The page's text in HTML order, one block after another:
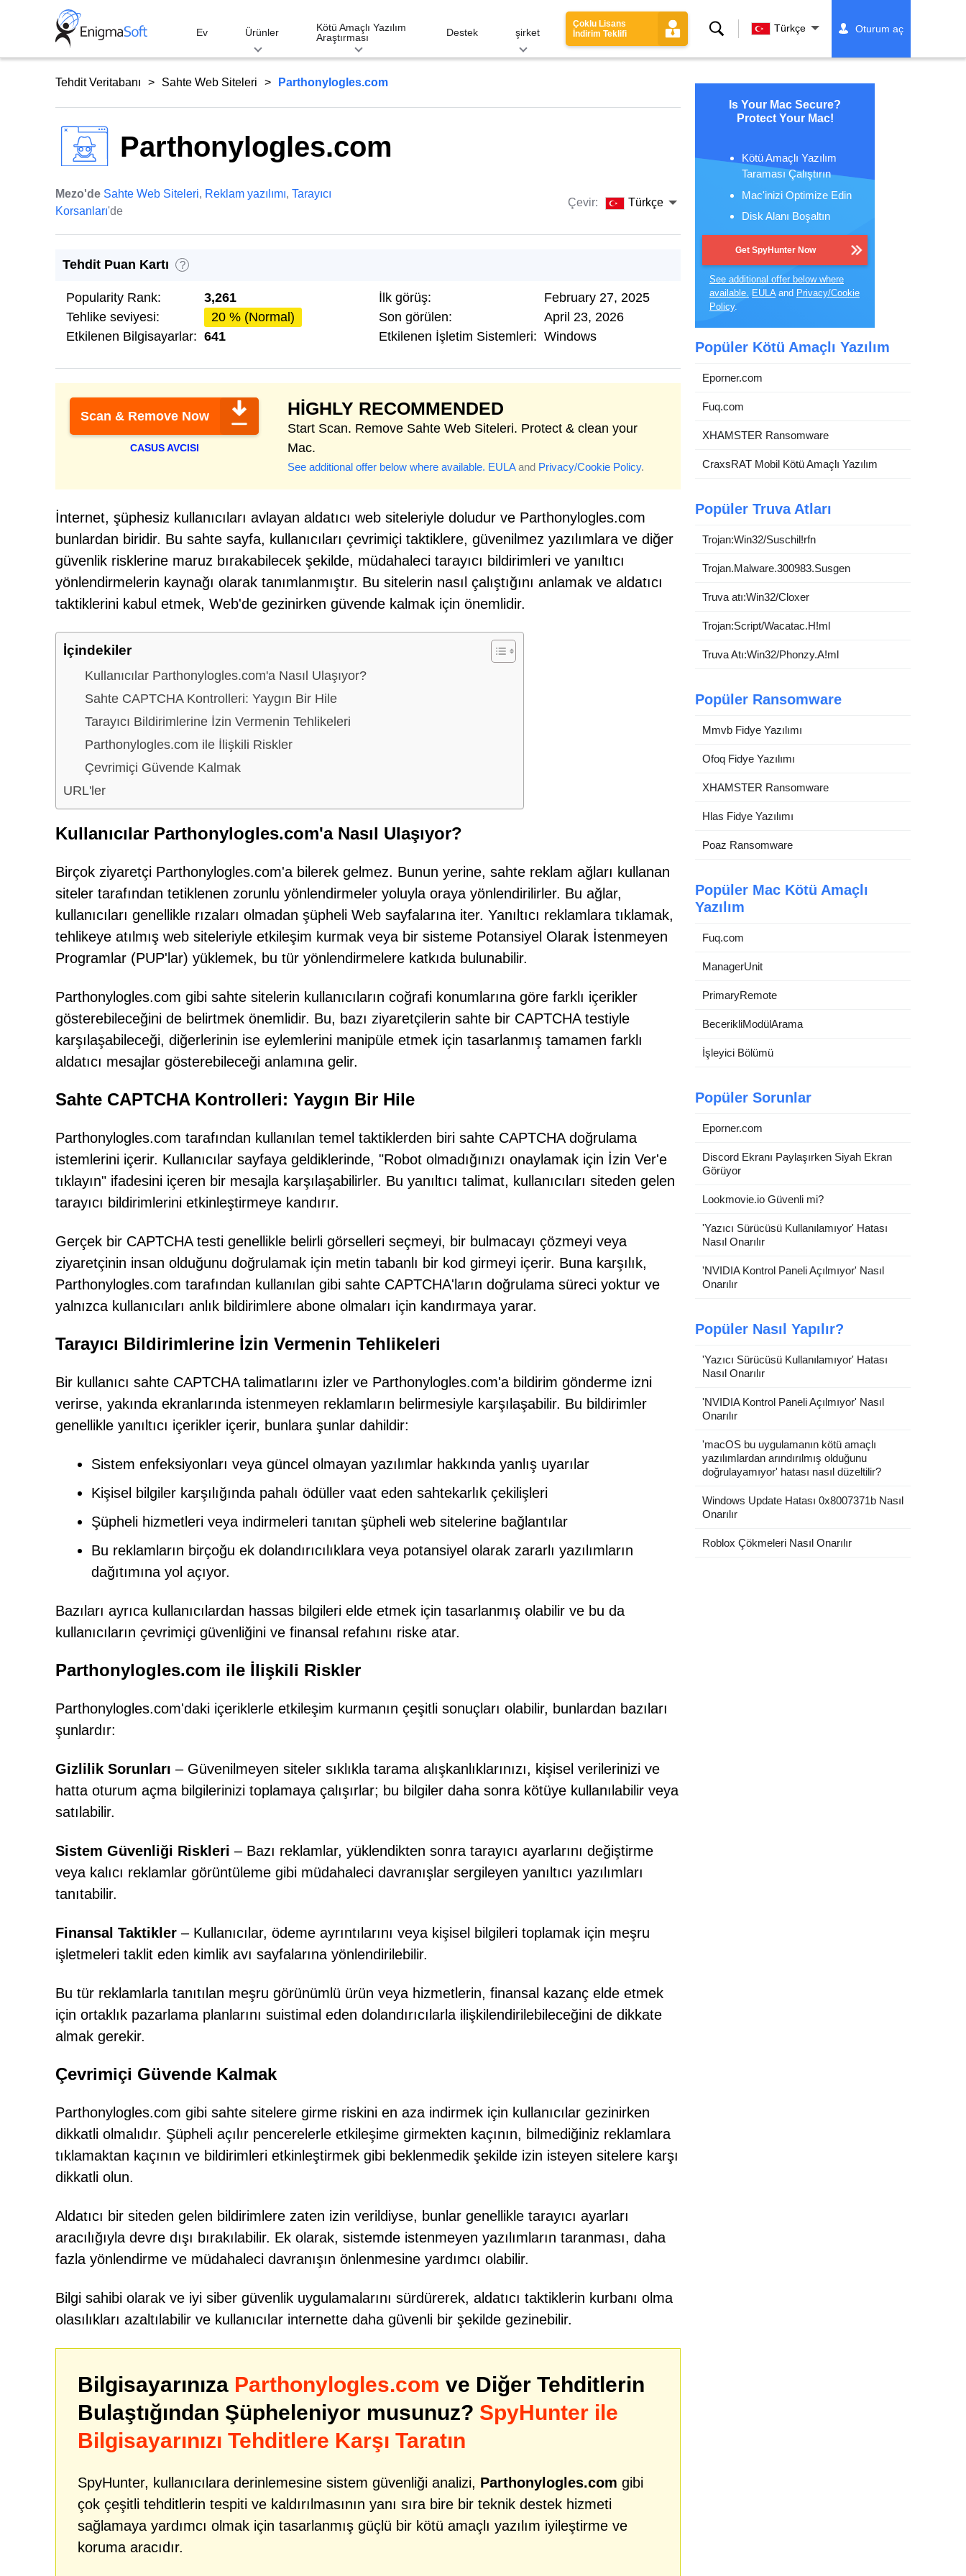
Ev Ürünler
Kötü Amaçlı Yazılım
Araştırması
Destek şirket
Çoklu Lisans
İndirim Teklifi
Ara Türkçe Oturum aç
Tehdit Veritabanı Sahte Web Siteleri Parthonylogles.com
Parthonylogles.com
Mezo'de Sahte Web Siteleri, Reklam yazılımı, Tarayıcı
Korsanları'de
Çevir: Türkçe
Tehdit Puan Kartı ?
Popularity Rank:
3,261
Tehlike seviyesi:
20 % (Normal)
Etkilenen Bilgisayarlar: 641
İlk görüş:
February 27, 2025
Son görülen:
April 23, 2026
Etkilenen İşletim Sistemleri: Windows
Scan & Remove Now
CASUS AVCISI
HIGHLY RECOMMENDED
Start Scan. Remove Sahte Web Siteleri. Protect & clean your
Mac.
See additional offer below where available. EULAand Privacy/Cookie Policy.
İnternet, şüphesiz kullanıcıları avlayan aldatıcı web siteleriyle doludur ve Parthonylogles.com
bunlardan biridir. Bu sahte sayfa, kullanıcıları çevrimiçi taktiklere, güvenilmez yazılımlara ve diğer
güvenlik risklerine maruz bırakabilecek şekilde, müdahaleci tarayıcı bildirimleri ve yanıltıcı
yönlendirmelerin kaynağı olarak tanımlanmıştır. Bu sitelerin nasıl çalıştığını anlamak ve aldatıcı
taktiklerini kabul etmek, Web'de gezinirken güvende kalmak için önemlidir.
İçindekiler
Kullanıcılar Parthonylogles.com'a Nasıl Ulaşıyor?
Sahte CAPTCHA Kontrolleri: Yaygın Bir Hile
Tarayıcı Bildirimlerine İzin Vermenin Tehlikeleri
Parthonylogles.com ile İlişkili Riskler
Çevrimiçi Güvende Kalmak
URL'ler
Kullanıcılar Parthonylogles.com'a Nasıl Ulaşıyor?
Birçok ziyaretçi Parthonylogles.com'a bilerek gelmez. Bunun yerine, sahte reklam ağları kullanan
siteler tarafından tetiklenen zorunlu yönlendirmeler yoluyla oraya yönlendirilirler. Bu ağlar,
kullanıcıları genellikle rızaları olmadan şüpheli Web sayfalarına iter. Yanıltıcı reklamlara tıklamak,
tehlikeye atılmış web siteleriyle etkileşim kurmak veya bir sisteme Potansiyel Olarak İstenmeyen
Programlar (PUP'lar) yüklemek, bu tür yönlendirmelere katkıda bulunabilir.
Parthonylogles.com gibi sahte sitelerin kullanıcıların coğrafi konumlarına göre farklı içerikler
gösterebileceğini de belirtmek önemlidir. Bu, bazı ziyaretçilerin sahte bir CAPTCHA testiyle
karşılaşabileceği, diğerlerinin ise eylemlerini manipüle etmek için tasarlanmış tamamen farklı
aldatıcı mesajlar gösterebileceği anlamına gelir.
Sahte CAPTCHA Kontrolleri: Yaygın Bir Hile
Parthonylogles.com tarafından kullanılan temel taktiklerden biri sahte CAPTCHA doğrulama
istemlerini içerir. Kullanıcılar sayfaya geldiklerinde, "Robot olmadığınızı onaylamak için İzin Ver'e
tıklayın" ifadesini içeren bir mesajla karşılaşabilirler. Bu yanıltıcı talimat, kullanıcıları siteden gelen
tarayıcı bildirimlerini etkinleştirmeye kandırır.
Gerçek bir CAPTCHA testi genellikle belirli görselleri seçmeyi, bir bulmacayı çözmeyi veya
ziyaretçinin insan olduğunu doğrulamak için metin tabanlı bir kod girmeyi içerir. Buna karşılık,
Parthonylogles.com tarafından kullanılan gibi sahte CAPTCHA'ların doğrulama süreci yoktur ve
yalnızca kullanıcıları anlık bildirimlere abone olmaları için kandırmaya yarar.
Tarayıcı Bildirimlerine İzin Vermenin Tehlikeleri
Bir kullanıcı sahte CAPTCHA talimatlarını izler ve Parthonylogles.com'a bildirim gönderme izni
verirse, yakında ekranlarında istenmeyen reklamların belirmesiyle karşılaşabilir. Bu bildirimler
genellikle yanıltıcı içerikler içerir, bunlara şunlar dahildir:
Sistem enfeksiyonları veya güncel olmayan yazılımlar hakkında yanlış uyarılar
Kişisel bilgiler karşılığında pahalı ödüller vaat eden sahtekarlık çekilişleri
Şüpheli hizmetleri veya indirmeleri tanıtan şüpheli web sitelerine bağlantılar
Bu reklamların birçoğu ek dolandırıcılıklara veya potansiyel olarak zararlı yazılımların
dağıtımına yol açıyor.
Bazıları ayrıca kullanıcılardan hassas bilgileri elde etmek için tasarlanmış olabilir ve bu da
kullanıcıların çevrimiçi güvenliğini ve finansal refahını riske atar.
Parthonylogles.com ile İlişkili Riskler
Parthonylogles.com'daki içeriklerle etkileşim kurmanın çeşitli sonuçları olabilir, bunlardan bazıları
şunlardır:
Gizlilik Sorunları – Güvenilmeyen siteler sıklıkla tarama alışkanlıklarınızı, kişisel verilerinizi ve
hatta oturum açma bilgilerinizi toplamaya çalışırlar; bu bilgiler daha sonra kötüye kullanılabilir veya
satılabilir.
Sistem Güvenliği Riskleri – Bazı reklamlar, yüklendikten sonra tarayıcı ayarlarını değiştirme
veya kalıcı reklamlar görüntüleme gibi müdahaleci davranışlar sergileyen yanıltıcı yazılımları
tanıtabilir.
Finansal Taktikler – Kullanıcılar, ödeme ayrıntılarını veya kişisel bilgileri toplamak için meşru
işletmeleri taklit eden kimlik avı sayfalarına yönlendirilebilir.
Bu tür reklamlarla tanıtılan meşru görünümlü ürün veya hizmetlerin, finansal kazanç elde etmek
için ortaklık pazarlama planlarını suistimal eden dolandırıcılarla ilişkilendirilebileceğini de dikkate
almak gerekir.
Çevrimiçi Güvende Kalmak
Parthonylogles.com gibi sahte sitelere girme riskini en aza indirmek için kullanıcılar gezinirken
dikkatli olmalıdır. Şüpheli açılır pencerelerle etkileşime girmekten kaçının, bilmediğiniz reklamlara
tıklamaktan kaçının ve bildirimleri etkinleştirmek gibi beklenmedik şekilde izin isteyen sitelere karşı
dikkatli olun.
Aldatıcı bir siteden gelen bildirimlere zaten izin verildiyse, bunlar genellikle tarayıcı ayarları
aracılığıyla devre dışı bırakılabilir. Ek olarak, sistemde istenmeyen yazılımların taranması, daha
fazla yönlendirme ve müdahaleci davranışın önlenmesine yardımcı olabilir.
Bilgi sahibi olarak ve iyi siber güvenlik uygulamalarını sürdürerek, aldatıcı taktiklerin kurbanı olma
olasılıkları azaltılabilir ve kullanıcılar internette daha güvenli bir şekilde gezinebilir.
Bilgisayarınıza Parthonylogles.com ve Diğer Tehditlerin
Bulaştığından Şüpheleniyor musunuz? SpyHunter ile
Bilgisayarınızı Tehditlere Karşı Taratın
SpyHunter, kullanıcılara derinlemesine sistem güvenliği analizi, Parthonylogles.com gibi
çok çeşitli tehditlerin tespiti ve kaldırılmasının yanı sıra bire bir teknik destek hizmeti
sağlamaya yardımcı olmak için tasarlanmış güçlü bir kötü amaçlı yazılım iyileştirme ve
koruma aracıdır.
Is Your Mac Secure?
Protect Your Mac!
Kötü Amaçlı Yazılım
Taraması Çalıştırın
Mac'inizi Optimize Edin
Disk Alanı Boşaltın
Get SpyHunter Now
See additional offer below where
available. EULAand Privacy/Cookie
Policy.
Popüler Kötü Amaçlı Yazılım
Eporner.com
Fuq.com
XHAMSTER Ransomware
CraxsRAT Mobil Kötü Amaçlı Yazılım
Popüler Truva Atları
Trojan:Win32/Suschil!rfn
Trojan.Malware.300983.Susgen
Truva atı:Win32/Cloxer
Trojan:Script/Wacatac.H!ml
Truva Atı:Win32/Phonzy.A!ml
Popüler Ransomware
Mmvb Fidye Yazılımı
Ofoq Fidye Yazılımı
XHAMSTER Ransomware
Hlas Fidye Yazılımı
Poaz Ransomware
Popüler Mac Kötü Amaçlı
Yazılım
Fuq.com
ManagerUnit
PrimaryRemote
BecerikliModülArama
İşleyici Bölümü
Popüler Sorunlar
Eporner.com
Discord Ekranı Paylaşırken Siyah Ekran
Görüyor
Lookmovie.io Güvenli mi?
'Yazıcı Sürücüsü Kullanılamıyor' Hatası
Nasıl Onarılır
'NVIDIA Kontrol Paneli Açılmıyor' Nasıl
Onarılır
Popüler Nasıl Yapılır?
'Yazıcı Sürücüsü Kullanılamıyor' Hatası
Nasıl Onarılır
'NVIDIA Kontrol Paneli Açılmıyor' Nasıl
Onarılır
'macOS bu uygulamanın kötü amaçlı
yazılımlardan arındırılmış olduğunu
doğrulayamıyor' hatası nasıl düzeltilir?
Windows Update Hatası 0x8007371b Nasıl
Onarılır
Roblox Çökmeleri Nasıl Onarılır